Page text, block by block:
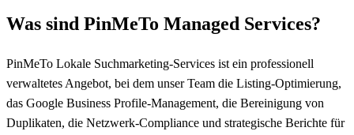
Was sind PinMeTo Managed Services?
PinMeTo Lokale Suchmarketing-Services ist ein professionell
verwaltetes Angebot, bei dem unser Team die Listing-Optimierung,
das Google Business Profile-Management, die Bereinigung von
Duplikaten, die Netzwerk-Compliance und strategische Berichte für